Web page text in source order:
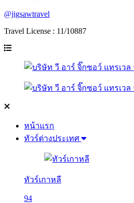
@jigsawtravel
Travel License : 11/10887
หน้าแรก
ทัวร์ต่างประเทศ
ทัวร์เกาหลี
94